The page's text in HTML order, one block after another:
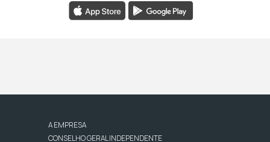
A EMPRESA
CONSELHO GERAL INDEPENDENTE